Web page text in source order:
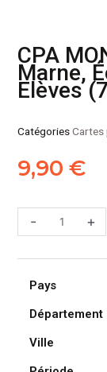
CPA
Marne,
Elèves
CatégoriesCartes
9,90€
-
de
CPA
Seine-
Marne,
École
Les
Elèves
+
Pays
Département
Ville